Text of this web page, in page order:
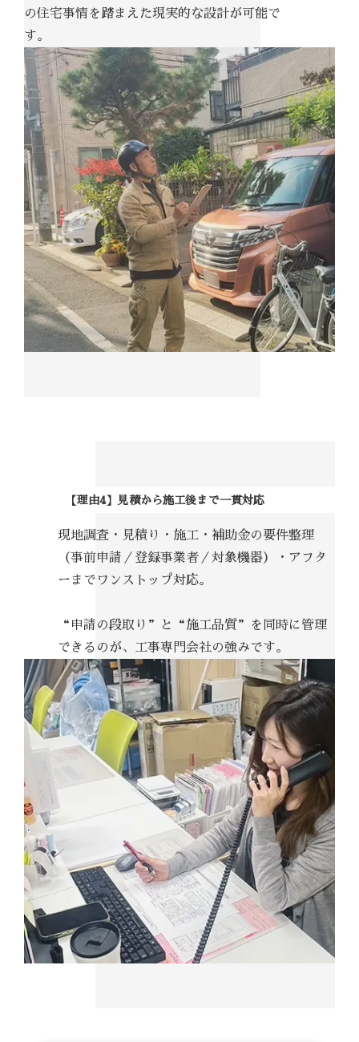
の住宅事情を踏まえた現実的な設計が可能で
す。
【理由4】見積から施工後まで一貫対応
現地調査・見積り・施工・補助金の要件整理
（事前申請／登録事業者／対象機器）・アフタ
ーまでワンストップ対応。
“申請の段取り”と“施工品質”を同時に管理
できるのが、工事専門会社の強みです。